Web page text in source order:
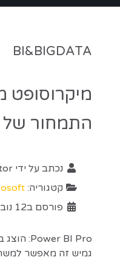
BI&BIGDATA
התמחור של Power BI
נכתב על ידי
קטגוריה:
פורסם ב12 נובמבר 2024
גמיש זה מאפשר